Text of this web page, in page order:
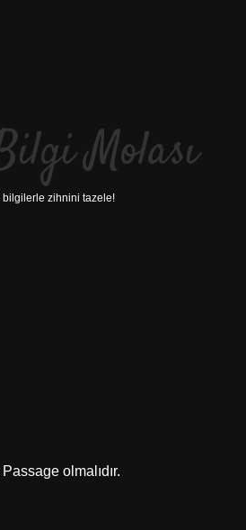
Molası
bilgilerle zihnini tazele!
olmalıdır.